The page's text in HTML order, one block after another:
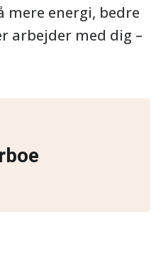
energi, bedre
arbejder med dig –